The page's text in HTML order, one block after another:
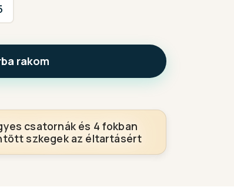
rakom
csatornák és 4 fokban
szkegek az éltartásért